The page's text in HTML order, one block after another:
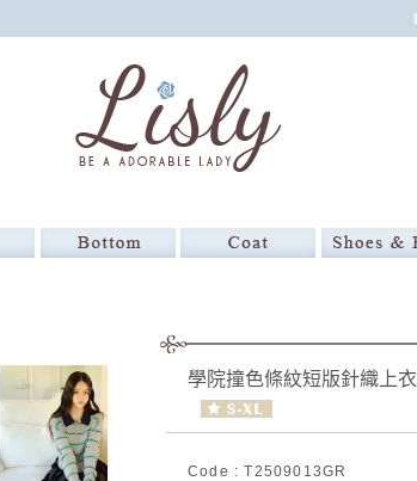
學院撞色條紋短版針織上衣
Code : T2509013GR